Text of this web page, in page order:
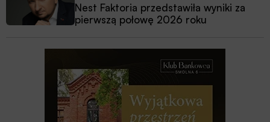
Nest Faktoria przedstawiła wyniki za
pierwszą połowę 2026 roku